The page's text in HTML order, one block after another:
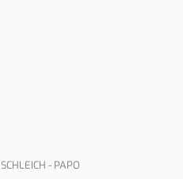
SCHLEICH - PAPO